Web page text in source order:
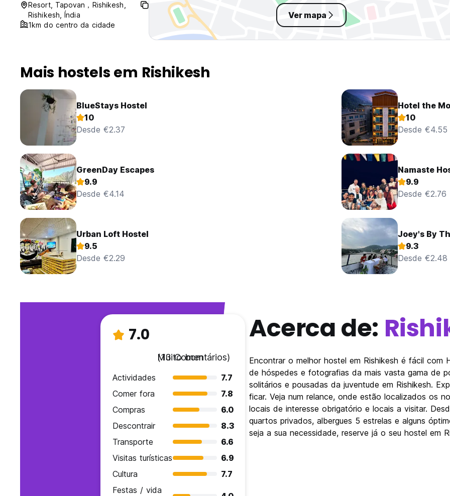
Resort, Tapovan，Rishikesh,
Rishikesh, Índia
1km do centro da cidade
Ver mapa
Mais hostels em Rishikesh
BlueStays Hostel
10
Desde €2.37
Hotel the
10
Desde €4.55
GreenDay Escapes
9.9
Desde €4.14
Namaste
9.9
Desde €2.76
Urban Loft Hostel
9.5
Desde €2.29
Joey's By
9.3
Desde €2.48
7.0
Muito bom
(13 Comentários)
Actividades
7.7
Comer fora
7.8
Compras
6.0
Descontrair
8.3
Transporte
6.6
Visitas turísticas
6.9
Cultura
7.7
Festas / vida
Acerca de:
Encontrar o melhor hostel em Rishikesh é fácil com
de hóspedes e fotografias da mais vasta gama de
solitários e pousadas da juventude em Rishikesh.
ficar. Veja num relance, onde estão localizados os
locais de interesse obrigatório e locais a visitar.
quartos privados, albergues 5 estrelas e alguns
seja a sua necessidade, reserve já o seu hostel em